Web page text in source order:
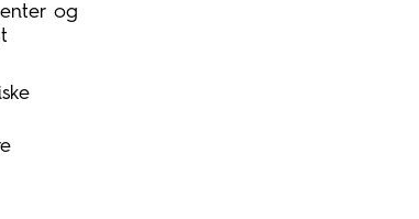
og